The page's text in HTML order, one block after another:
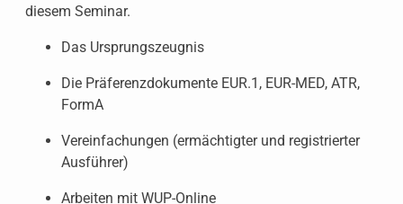
diesem Seminar.
Das Ursprungszeugnis
Die Präferenzdokumente EUR.1, EUR-MED, ATR,
FormA
Vereinfachungen (ermächtigter und registrierter
Ausführer)
Arbeiten mit WUP-Online